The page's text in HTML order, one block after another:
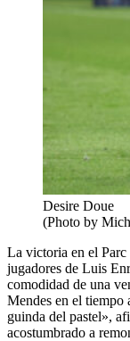
Desire Doue
(Photo by
La victoria en el Parc
jugadores de Luis
comodidad de una
Mendes en el
guinda del pastel»,
acostumbrado a